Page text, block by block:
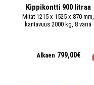
Kippikontti 900 litraa
Mitat 1215 x 1525 x 870 mm,
kantavuus 2000 kg, 8 väriä
Alkaen 799,00€